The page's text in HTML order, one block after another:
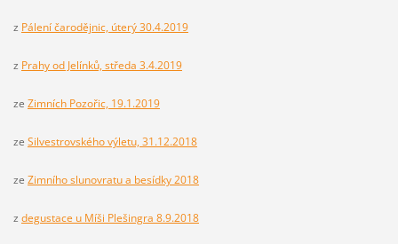
z Pálení čarodějnic, úterý 30.4.2019
z Prahy od Jelínků, středa 3.4.2019
ze Zimních Pozořic, 19.1.2019
ze Silvestrovského výletu, 31.12.2018
ze Zimního slunovratu a besídky 2018
z degustace u Míši Plešingra 8.9.2018